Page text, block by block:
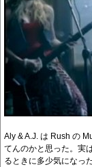
Aly & A.J. は Rush の
てんのかと思った。実
るときに多少気になっ